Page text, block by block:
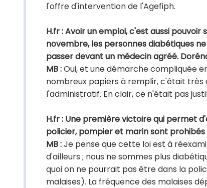
l'offre d'intervention de l'Agefiph.
H.fr : Avoir un emploi, c'est aussi
novembre, les personnes diabétiques
passer devant un médecin agréé.
MB :Oui, et une démarche compliquée
nombreux papiers à remplir, c'était très
l'administratif. En clair, ce n'était pas
H.fr : Une première victoire qui permet
policier, pompier et marin sont
MB :Je pense que cette loi est à
d'ailleurs ; nous ne sommes plus
quoi on ne pourrait pas être dans la
malaises). La fréquence des malaises